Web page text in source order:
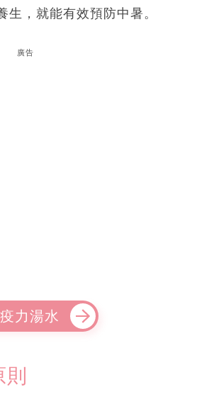
，就能有效預防中暑。
廣告
力湯水